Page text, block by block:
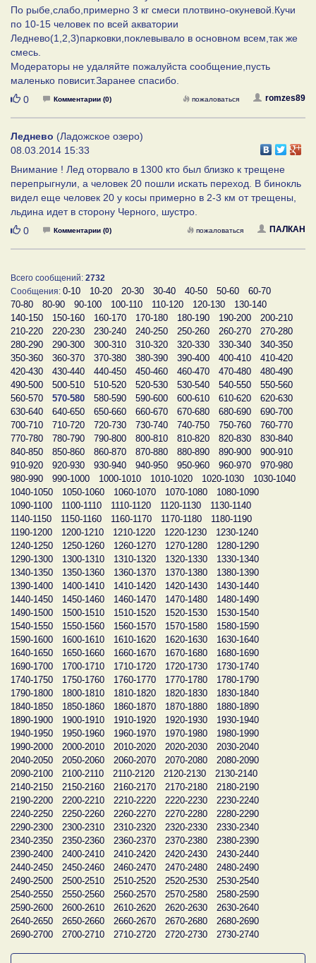
По рыбе,слабо,примерно 3 кг смеси плотвино-окуневой.Кучи
по 10-15 человек по всей акватории
Леднево(1,2,3)парковки,поклевывало в основном всем,так же
смесь.
Модераторы не удаляйте пожалуйста сообщение,пусть
маленько повисит.Заранее спасибо.
Нравится
0 Комментарии (0) romzes89
пожаловаться
Леднево (Ладожское озеро)
08.03.2014 15:33
Внимание ! Лед оторвало в 1300 кто был близко к трещене
перепрыгнули, а человек 20 пошли искать переход. В бинокль
видел еще человек 20 у косы примерно в 2-3 км от трещены,
льдина идет в сторону Черного, шустро.
Нравится
0 Комментарии (0) ПАЛКАН
пожаловаться
Всего сообщений: 2732
Сообщения: 0-10 10-20 20-30 30-40 40-50 50-60
60-70
70-80
80-90 90-100 100-110 110-120 120-130
130-140
140-150
150-160 160-170 170-180 180-190 190-200
200-210
210-220
220-230 230-240 240-250 250-260 260-270
270-280
280-290
290-300 300-310 310-320 320-330 330-340
340-350
350-360
360-370 370-380 380-390 390-400 400-410
410-420
420-430
430-440 440-450 450-460 460-470 470-480
480-490
490-500
500-510 510-520 520-530 530-540 540-550
550-560
560-570
570-580 580-590 590-600 600-610 610-620
620-630
630-640
640-650 650-660 660-670 670-680 680-690
690-700
700-710
710-720 720-730 730-740 740-750 750-760
760-770
770-780
780-790 790-800 800-810 810-820 820-830
830-840
840-850
850-860 860-870 870-880 880-890 890-900
900-910
910-920
920-930 930-940 940-950 950-960 960-970
970-980
980-990
990-1000 1000-1010 1010-1020 1020-1030
1030-1040
1040-1050
1050-1060 1060-1070 1070-1080
1080-1090
1090-1100
1100-1110 1110-1120 1120-1130
1130-1140
1140-1150
1150-1160 1160-1170 1170-1180
1180-1190
1190-1200
1200-1210 1210-1220 1220-1230
1230-1240
1240-1250
1250-1260 1260-1270 1270-1280
1280-1290
1290-1300
1300-1310 1310-1320 1320-1330
1330-1340
1340-1350
1350-1360 1360-1370 1370-1380
1380-1390
1390-1400
1400-1410 1410-1420 1420-1430
1430-1440
1440-1450
1450-1460 1460-1470 1470-1480
1480-1490
1490-1500
1500-1510 1510-1520 1520-1530
1530-1540
1540-1550
1550-1560 1560-1570 1570-1580
1580-1590
1590-1600
1600-1610 1610-1620 1620-1630
1630-1640
1640-1650
1650-1660 1660-1670 1670-1680
1680-1690
1690-1700
1700-1710 1710-1720 1720-1730
1730-1740
1740-1750
1750-1760 1760-1770 1770-1780
1780-1790
1790-1800
1800-1810 1810-1820 1820-1830
1830-1840
1840-1850
1850-1860 1860-1870 1870-1880
1880-1890
1890-1900
1900-1910 1910-1920 1920-1930
1930-1940
1940-1950
1950-1960 1960-1970 1970-1980
1980-1990
1990-2000
2000-2010 2010-2020 2020-2030
2030-2040
2040-2050
2050-2060 2060-2070 2070-2080
2080-2090
2090-2100
2100-2110 2110-2120 2120-2130
2130-2140
2140-2150
2150-2160 2160-2170 2170-2180
2180-2190
2190-2200
2200-2210 2210-2220 2220-2230
2230-2240
2240-2250
2250-2260 2260-2270 2270-2280
2280-2290
2290-2300
2300-2310 2310-2320 2320-2330
2330-2340
2340-2350
2350-2360 2360-2370 2370-2380
2380-2390
2390-2400
2400-2410 2410-2420 2420-2430
2430-2440
2440-2450
2450-2460 2460-2470 2470-2480
2480-2490
2490-2500
2500-2510 2510-2520 2520-2530
2530-2540
2540-2550
2550-2560 2560-2570 2570-2580
2580-2590
2590-2600
2600-2610 2610-2620 2620-2630
2630-2640
2640-2650
2650-2660 2660-2670 2670-2680
2680-2690
2690-2700
2700-2710 2710-2720 2720-2730 2730-2740